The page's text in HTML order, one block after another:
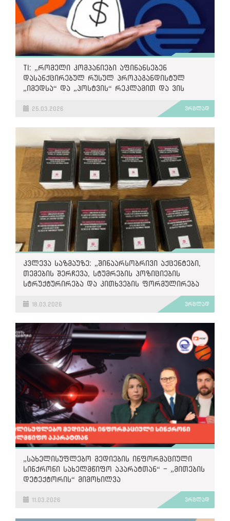
TI: „რომელი კომპანიები აფინანსებენ
დასანქცირებულ რუსულ პროპაგანდისტულ
„იმედსა“ და „პოსტვის“ რეკლამით და ვის
25.03.2026 ვრცლად
კვლევა საზმაუზე: „შინაარსობრივი აქცენტები,
თემების შერჩევა, სტუმრების პოზიციების
სტრუქტურირება და კითხვების ფორმულირება
პოლიტიკასა და ნარატივებთან“
18.03.2026 ვრცლად
„სახელისუფლებო მედიების ინფორმაციული
სინქრონი სახელმწიფო აპარატთან“ - „მითების
დეტექტორის“ მიმოხილვა
11.03.2026 ვრცლად